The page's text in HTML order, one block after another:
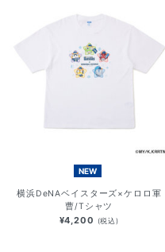
NEW
横浜DeNAベイスターズ×ケロロ軍
曹/Tシャツ
¥4,200 (税込)